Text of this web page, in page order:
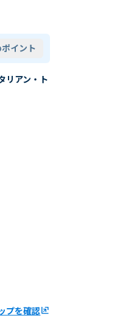
イント
リアン・ト
プを確認ungroup